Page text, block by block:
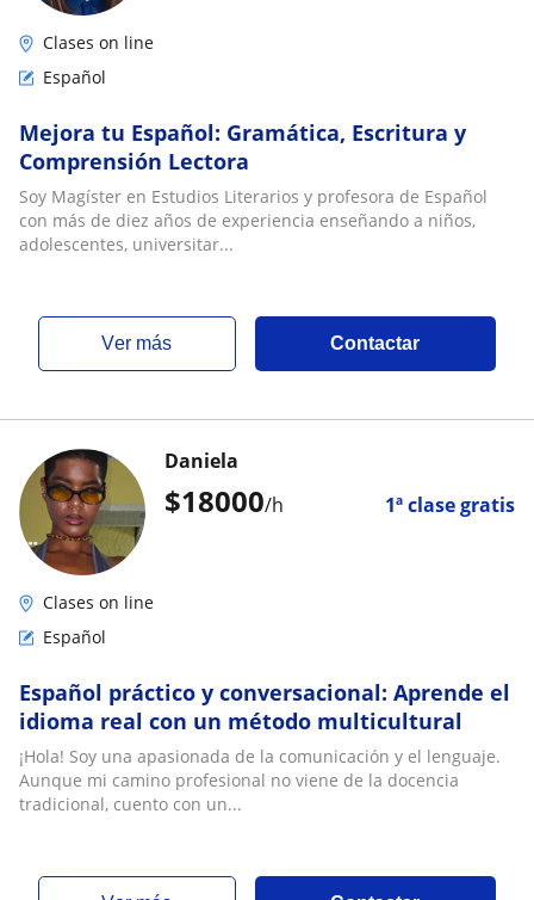
Clases on line
Español
Mejora tu Español: Gramática, Escritura y
Comprensión Lectora
Soy Magíster en Estudios Literarios y profesora de Español
con más de diez años de experiencia enseñando a niños,
adolescentes, universitar...
ver más Contactar
$18000/h 1ª clase gratis
Daniela
Clases on line
Español
Español práctico y conversacional: Aprende el
idioma real con un método multicultural
¡Hola! Soy una apasionada de la comunicación y el lenguaje.
Aunque mi camino profesional no viene de la docencia
tradicional, cuento con un...